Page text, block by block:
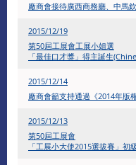
廠商會接待廣西商務廳、中馬
2015/12/19
第50屆工展會工展小姐選
「最佳口才獎」得主誕生
2015/12/14
廠商會籲支持通過《2014年版
2015/12/13
第50屆工展會
「工展小大使2015選拔賽」